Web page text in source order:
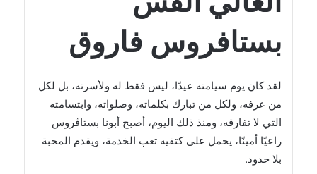
بستافروس فاروق
لقد كان يوم سيامته عيدًا، ليس فقط له ولأسرته، بل لكل
من عرفه، ولكل من تبارك بكلماته، وصلواته، وابتسامته
التي لا تفارقه، ومنذ ذلك اليوم، أصبح أبونا بستاڤروس
راعيًا أمينًا، يحمل على كتفيه تعب الخدمة، ويقدم المحبة
بلا حدود.